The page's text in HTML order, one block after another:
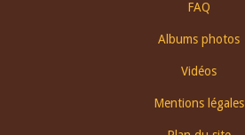
FAQ
Albums photos
Vidéos
Mentions légales